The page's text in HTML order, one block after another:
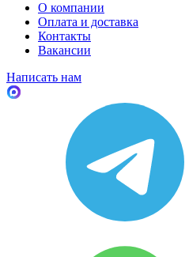
О компании
Оплата и доставка
Контакты
Вакансии
Написать нам